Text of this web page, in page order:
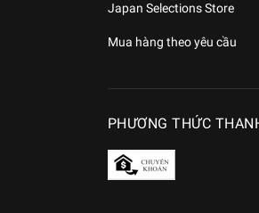
Japan Selections Store
Mua hàng theo yêu cầu
PHƯƠNG THỨC